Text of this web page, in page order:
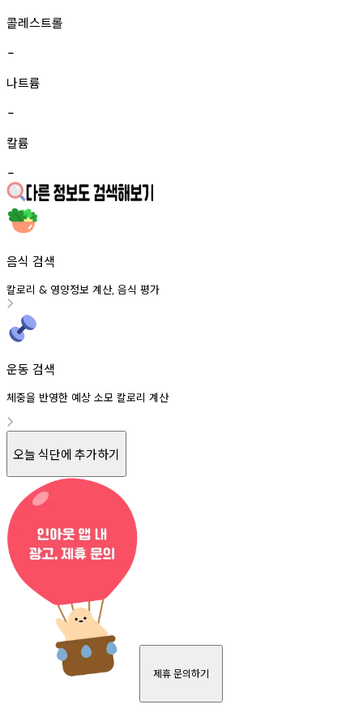
콜레스트롤
-
나트륨
-
칼륨
-
음식 검색
칼로리 & 영양정보 계산, 음식 평가
운동 검색
체중을 반영한 예상 소모 칼로리 계산
오늘 식단에 추가하기
제휴 문의하기